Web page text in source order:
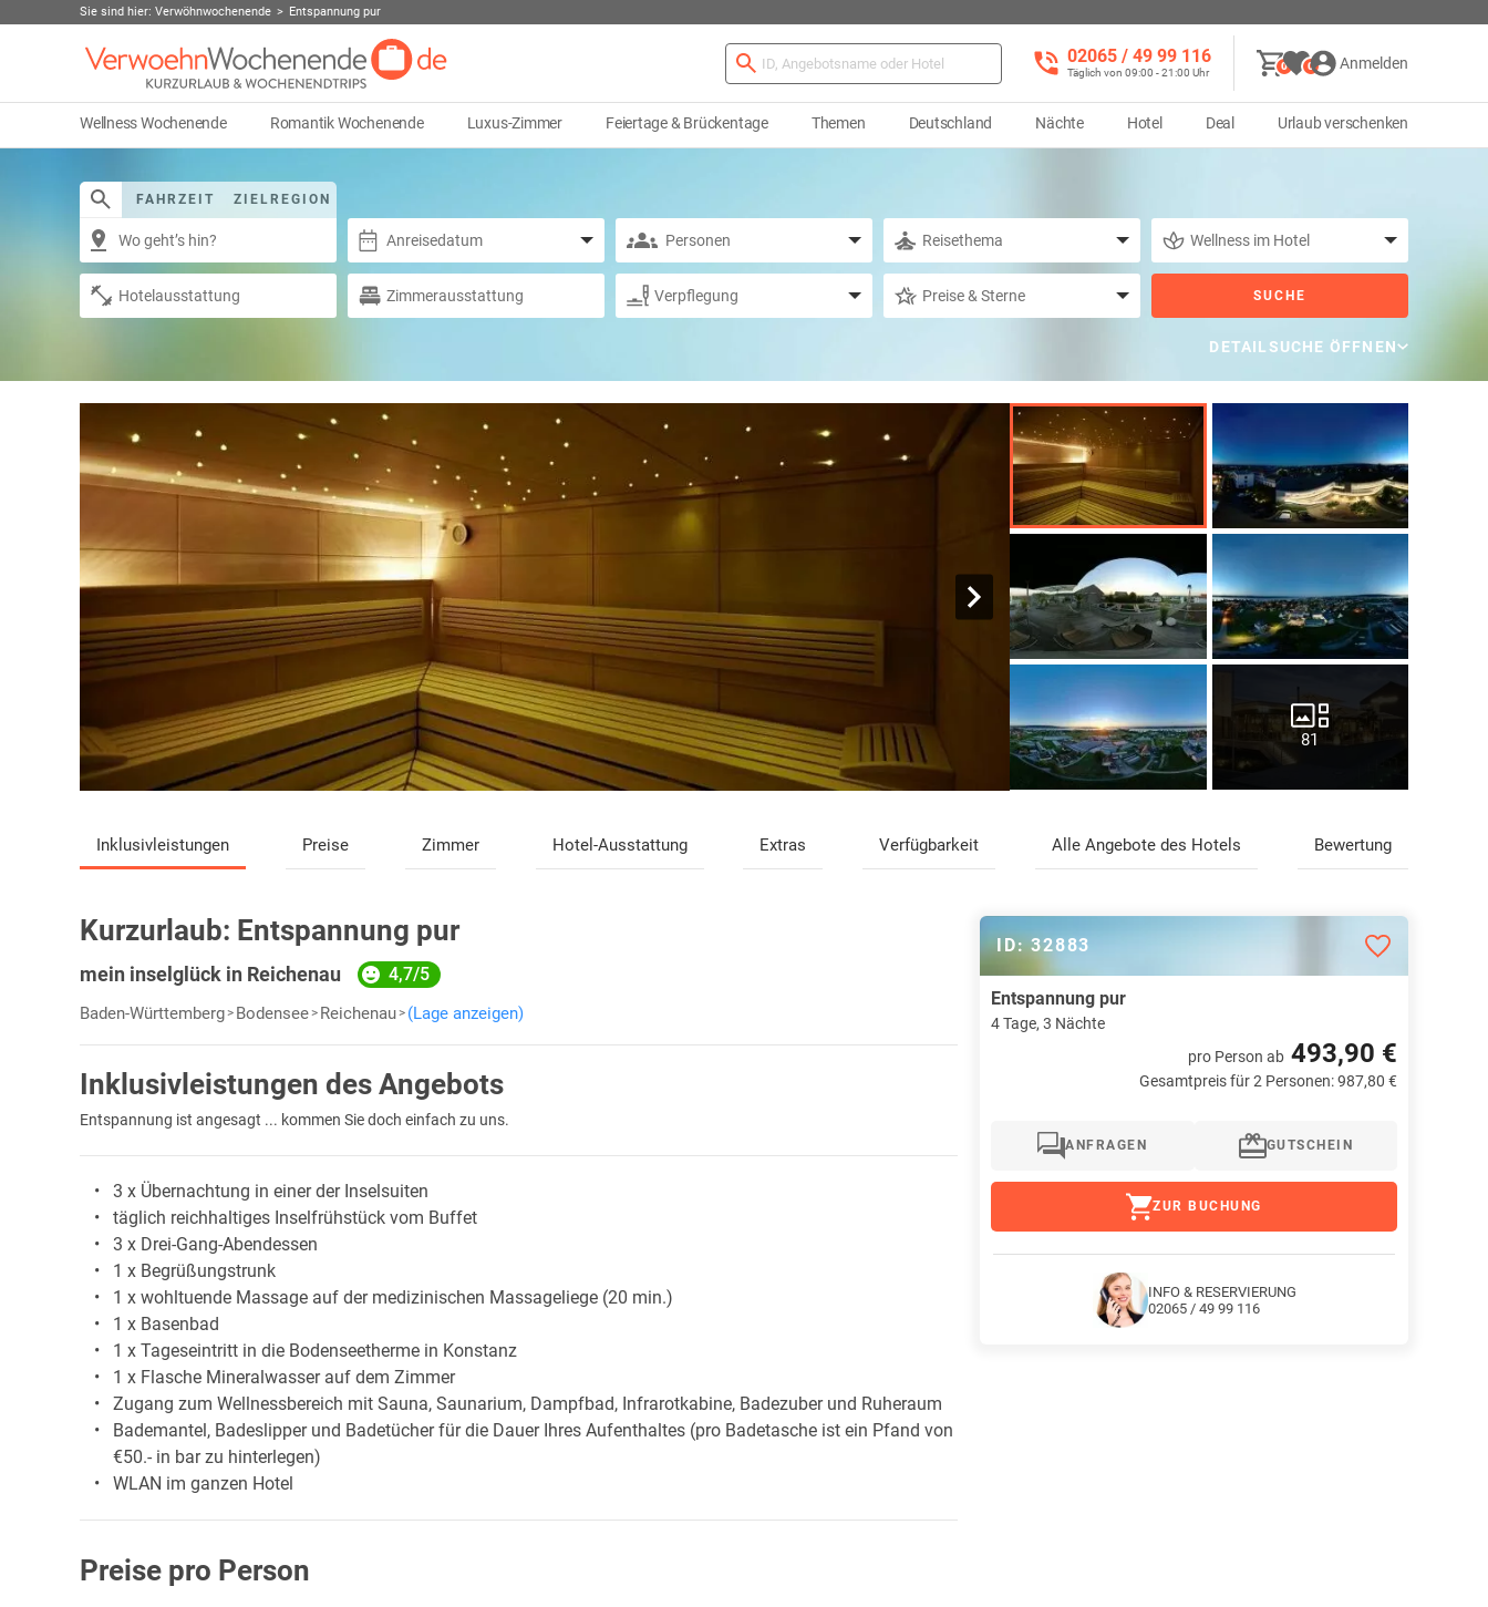
Sie sind hier: Verwöhnwochenende Entspannung pur
02065 / 49 ‌99 116
Täglich von 09:00 - 21:00 Uhr
0 0 Anmelden
Wellness Wochenende Romantik Wochenende Luxus-Zimmer Feiertage & Brückentage Themen Deutschland Nächte Hotel Deal Urlaub verschenken
FAHRZEIT ZIELREGION
SUCHE
DETAILSUCHE ÖFFNEN
81
Inklusivleistungen Preise Zimmer Hotel-Ausstattung Extras Verfügbarkeit Alle Angebote des Hotels Bewertung
Kurzurlaub: Entspannung pur
mein inselglück in Reichenau 4,7/5
Baden-Württemberg Bodensee Reichenau (Lage anzeigen)
Inklusivleistungen des Angebots
Entspannung ist angesagt ... kommen Sie doch einfach zu uns.
3 x Übernachtung in einer der Inselsuiten
täglich reichhaltiges Inselfrühstück vom Buffet
3 x Drei-Gang-Abendessen
1 x Begrüßungstrunk
1 x wohltuende Massage auf der medizinischen Massageliege (20 min.)
1 x Basenbad
1 x Tageseintritt in die Bodenseetherme in Konstanz
1 x Flasche Mineralwasser auf dem Zimmer
Zugang zum Wellnessbereich mit Sauna, Saunarium, Dampfbad, Infrarotkabine, Badezuber und Ruheraum
Bademantel, Badeslipper und Badetücher für die Dauer Ihres Aufenthaltes (pro Badetasche ist ein Pfand von
€50.- in bar zu hinterlegen)
WLAN im ganzen Hotel
Preise pro Person
ID: 32883
Entspannung pur
4 Tage, 3 Nächte
pro Person ab 493,90 €
Gesamtpreis für 2 Personen: 987,80 €
ANFRAGEN GUTSCHEIN
ZUR BUCHUNG
INFO & RESERVIERUNG
02065 / 49 99 116